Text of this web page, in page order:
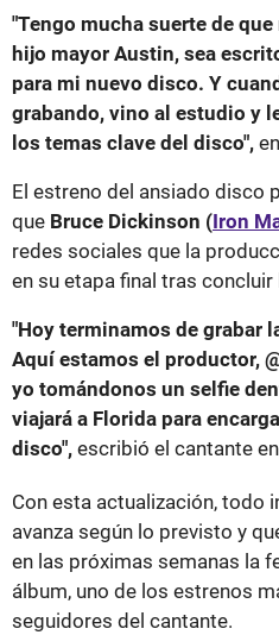
"Tengo mucha suerte de
hijo mayor Austin, sea
para mi nuevo disco. Y
grabando, vino al estudio y
los temas clave del disco",
El estreno del ansiado disco
que Bruce Dickinson (Iron
redes sociales que la
en su etapa final tras
"Hoy terminamos de grabar
Aquí estamos el productor,
yo tomándonos un selfie
viajará a Florida para
disco", escribió el cantante
Con esta actualización, todo
avanza según lo previsto y
en las próximas semanas la
álbum, uno de los estrenos
seguidores del cantante.